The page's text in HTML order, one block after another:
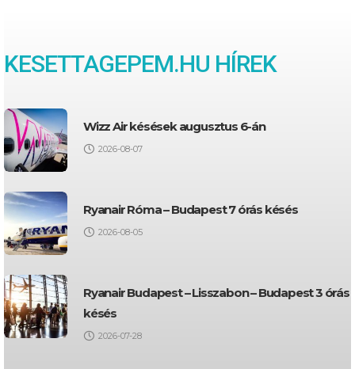
KESETTAGEPEM.HU HÍREK
Wizz Air késések augusztus 6-án
2026-08-07
Ryanair Róma – Budapest 7 órás késés
2026-08-05
Ryanair Budapest – Lisszabon – Budapest 3 órás
késés
2026-07-28